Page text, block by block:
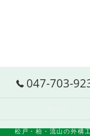
047-703-
松戸・柏・流山の外構